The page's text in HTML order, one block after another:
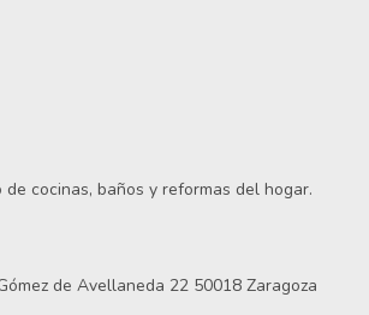
cocinas, baños y reformas del hogar.
de Avellaneda 22 50018 Zaragoza